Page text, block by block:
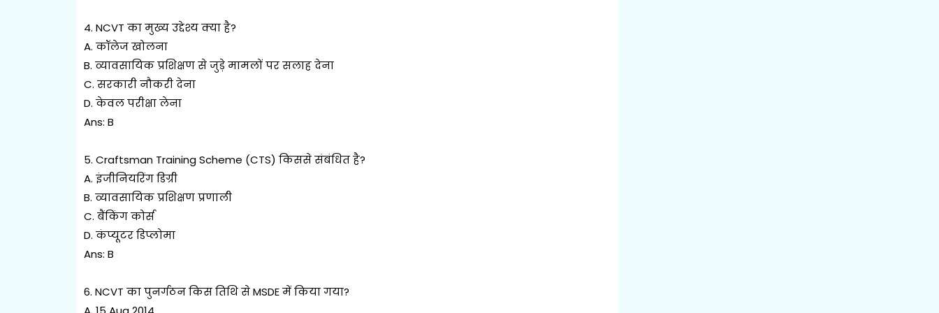
4. NCVT का मुख्य उद्देश्य क्या है?
A. कॉलेज खोलना
B. व्यावसायिक प्रशिक्षण से जुड़े मामलों पर सलाह देना
C. सरकारी नौकरी देना
D. केवल परीक्षा लेना
Ans: B
5. Craftsman Training Scheme (CTS) किससे संबंधित है?
A. इंजीनियरिंग डिग्री
B. व्यावसायिक प्रशिक्षण प्रणाली
C. बैंकिंग कोर्स
D. कंप्यूटर डिप्लोमा
Ans: B
6. NCVT का पुनर्गठन किस तिथि से MSDE में किया गया?